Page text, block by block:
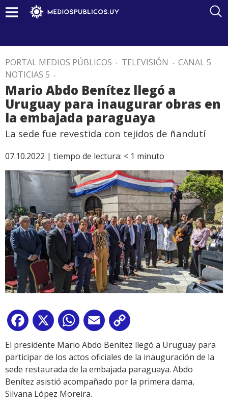
PORTAL MEDIOS PÚBLICOS . TELEVISIÓN . CANAL 5 .
NOTICIAS 5 .
Mario Abdo Benítez llegó a
Uruguay para inaugurar obras en
la embajada paraguaya
La sede fue revestida con tejidos de ñandutí
07.10.2022 | tiempo de lectura: < 1 minuto
Facebook
X WhatsApp
Email
Link
El presidente Mario Abdo Benítez llegó a Uruguay para
participar de los actos oficiales de la inauguración de la
sede restaurada de la embajada paraguaya. Abdo
Benítez asistió acompañado por la primera dama,
Silvana López Moreira.